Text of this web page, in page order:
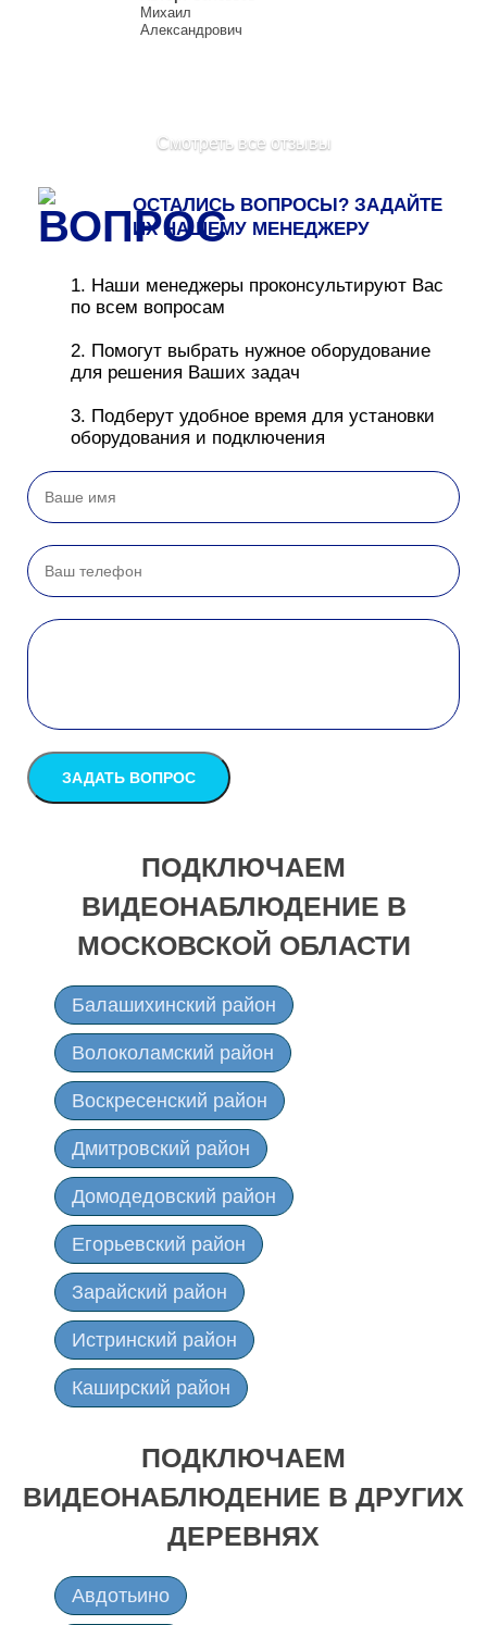
Михаил
Александрович
Смотреть все отзывы
ОСТАЛИСЬ ВОПРОСЫ? ЗАДАЙТЕ
ИХ НАШЕМУ МЕНЕДЖЕРУ
1. Наши менеджеры проконсультируют Вас
по всем вопросам
2. Помогут выбрать нужное оборудование
для решения Ваших задач
3. Подберут удобное время для установки
оборудования и подключения
ПОДКЛЮЧАЕМ
ВИДЕОНАБЛЮДЕНИЕ В
МОСКОВСКОЙ ОБЛАСТИ
Балашихинский район
Волоколамский район
Воскресенский район
Дмитровский район
Домодедовский район
Егорьевский район
Зарайский район
Истринский район
Каширский район
Коломенский район
Лотошинский район
Луховицкий район
ПОДКЛЮЧАЕМ
ВИДЕОНАБЛЮДЕНИЕ В ДРУГИХ
ДЕРЕВНЯХ
Авдотьино